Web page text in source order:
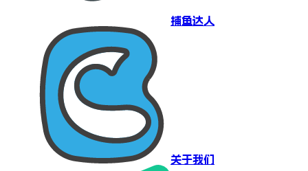
捕鱼达人
关于我们